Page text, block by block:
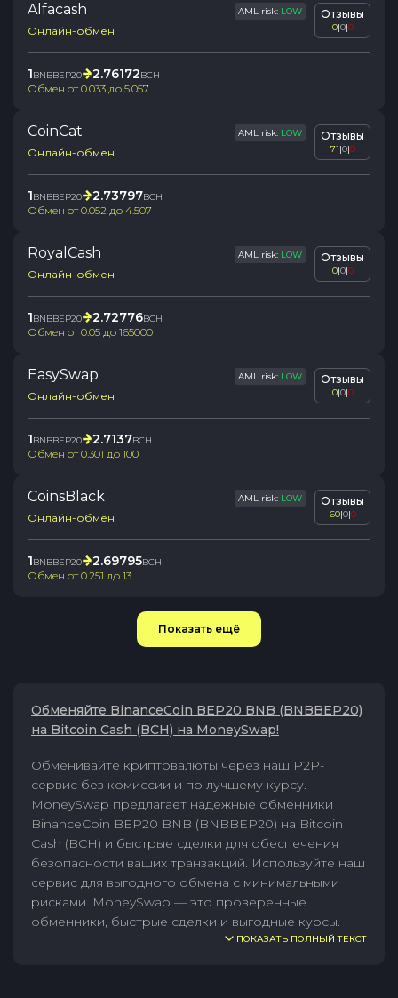
Alfacash AML risk: LOW
Онлайн-обмен
Отзывы
0|0|0
1BNBBEP20 2.76172BCH
Обмен от0.033 до 5.057
CoinCat AML risk: LOW
Онлайн-обмен
Отзывы
71|0|0
1BNBBEP20 2.73797BCH
Обмен от0.052 до 4.507
RoyalCash AML risk: LOW
Онлайн-обмен
Отзывы
0|0|0
1BNBBEP20 2.72776BCH
Обмен от0.05 до 165000
EasySwap AML risk: LOW
Онлайн-обмен
Отзывы
0|0|0
1BNBBEP20 2.7137BCH
Обмен от0.301 до 100
CoinsBlack AML risk: LOW
Онлайн-обмен
Отзывы
60|0|0
1BNBBEP20 2.69795BCH
Обмен от0.251 до 13
Показать ещё
Обменяйте BinanceCoin BEP20 BNB (BNBBEP20)
на Bitcoin Cash (BCH) на MoneySwap!
Обменивайте криптовалюты через наш P2P-
сервис без комиссии и по лучшему курсу.
MoneySwap предлагает надежные обменники
BinanceCoin BEP20 BNB (BNBBEP20) на Bitcoin
Cash (BCH) и быстрые сделки для обеспечения
безопасности ваших транзакций. Используйте наш
сервис для выгодного обмена с минимальными
рисками. MoneySwap — это проверенные
обменники, быстрые сделки и выгодные курсы.
ПОКАЗАТЬ ПОЛНЫЙ ТЕКСТ